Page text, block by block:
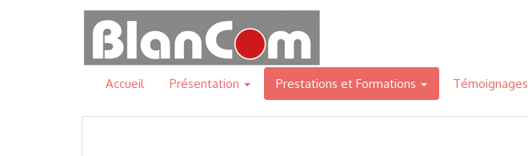
Accueil Présentation Prestations et Formations Témoignages